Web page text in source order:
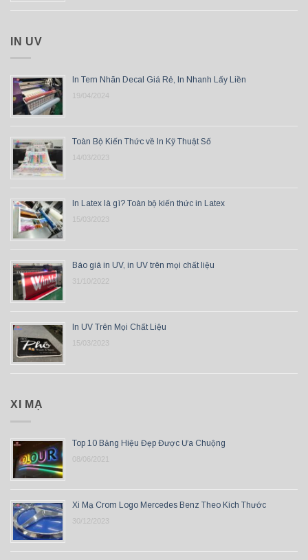
IN UV
In Tem Nhãn Decal Giá Rẻ, In Nhanh Lấy Liền
19/04/2024
Toàn Bộ Kiến Thức về In Kỹ Thuật Số
14/03/2023
In Latex là gì? Toàn bộ kiến thức in Latex
15/03/2023
Báo giá in UV, in UV trên mọi chất liệu
31/10/2022
In UV Trên Mọi Chất Liệu
15/03/2023
XI MẠ
Top 10 Bảng Hiệu Đẹp Được Ưa Chuộng
08/06/2021
Xi Mạ Crom Logo Mercedes Benz Theo Kích Thước
30/12/2023